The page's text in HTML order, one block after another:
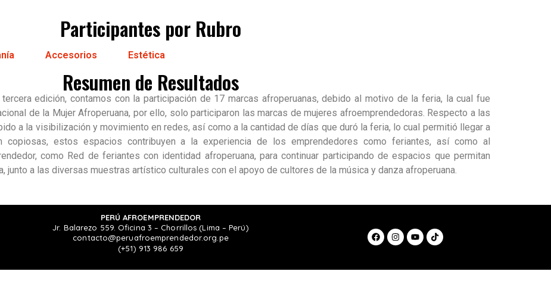
Participantes por Rubro
Accesorios Estética
Resumen de Resultados
edición, contamos con la participación de 17 marcas afroperuanas, debido al motivo de la feria, la cual fue
de la Mujer Afroperuana, por ello, solo participaron las marcas de mujeres afroemprendedoras. Respecto a las
a la visibilización y movimiento en redes, así como a la cantidad de días que duró la feria, lo cual permitió llegar a
estos espacios contribuyen a la experiencia de los emprendedores como feriantes, así como al
como Red de feriantes con identidad afroperuana, para continuar participando de espacios que permitan
junto a las diversas muestras artístico culturales con el apoyo de cultores de la música y danza afroperuana.
PERÚ AFROEMPRENDEDOR
Jr. Balarezo 559. Oficina 3 – Chorrillos (Lima – Perú)
contacto@peruafroemprendedor.org.pe
(+51) 913 986 659